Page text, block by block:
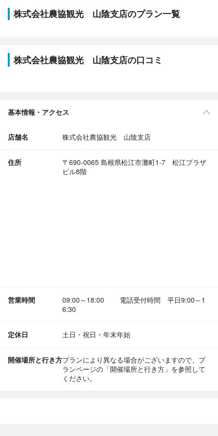
株式会社農協観光 山陰支店のプラン一覧
株式会社農協観光 山陰支店の口コミ
基本情報・アクセス
店舗名 株式会社農協観光 山陰支店
住所
〒690-0065 島根県松江市灘町1-7 松江プラザ
ビル8階
営業時間
09:00～18:00 電話受付時間 平日9:00～1
6:30
定休日 土日・祝日・年末年始
開催場所と行き方プランにより異なる場合がございますので、プ
ランページの「開催場所と行き方」を参照して
ください。